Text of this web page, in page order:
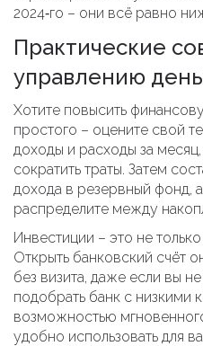
2024‑го – они всё равно
Практические
управлению
Хотите повысить
простого – оцените свой
доходы и расходы за
сократить траты. Затем
дохода в резервный фонд,
распределите между
Инвестиции – это не
Открыть банковский счёт
без визита, даже если вы
подобрать банк с низкими
возможностью
удобно использовать для